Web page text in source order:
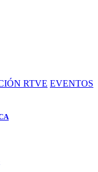
RTVE EVENTOS